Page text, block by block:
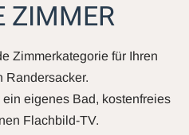
ZIMMER
Zimmerkategorie für Ihren
Randersacker.
eigenes Bad, kostenfreies
Flachbild-TV.